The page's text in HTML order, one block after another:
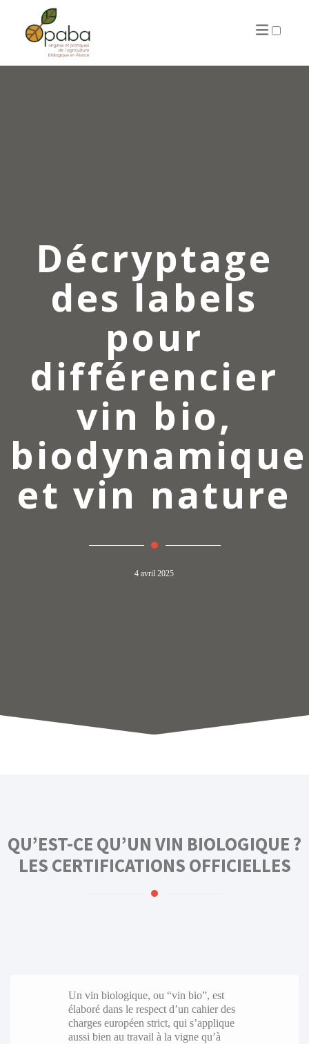
Décryptage
des labels
pour
différencier
vin bio,
biodynamique
et vin nature
4 avril 2025
QU’EST-CE QU’UN VIN BIOLOGIQUE ?
LES CERTIFICATIONS OFFICIELLES
Un vin biologique, ou “vin bio”, est
élaboré dans le respect d’un cahier des
charges européen strict, qui s’applique
aussi bien au travail à la vigne qu’à